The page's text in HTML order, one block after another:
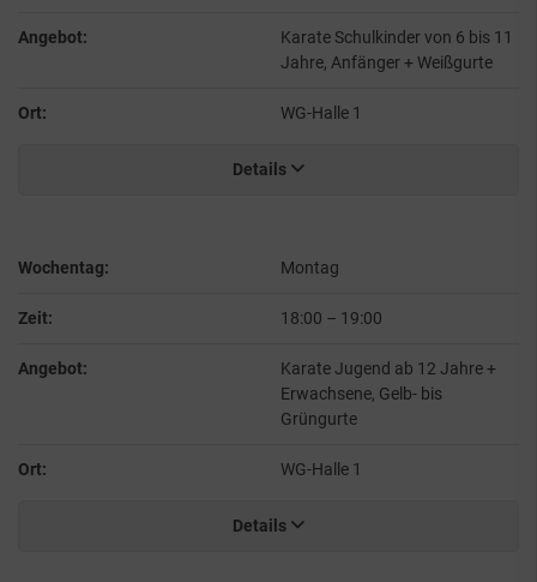
Angebot:
Karate Schulkinder von 6 bis 11
Jahre, Anfänger + Weißgurte
Ort: WG-Halle 1
Details
Wochentag: Montag
Zeit: 18:00 – 19:00
Angebot:
Karate Jugend ab 12 Jahre +
Erwachsene, Gelb- bis
Grüngurte
Ort: WG-Halle 1
Details